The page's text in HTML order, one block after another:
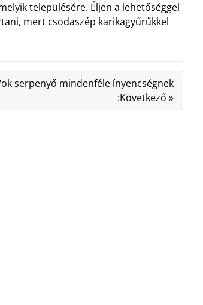
településére. Éljen a lehetőséggel
mert csodaszép karikagyűrűkkel
serpenyő mindenféle ínyencségnek
:Következő »